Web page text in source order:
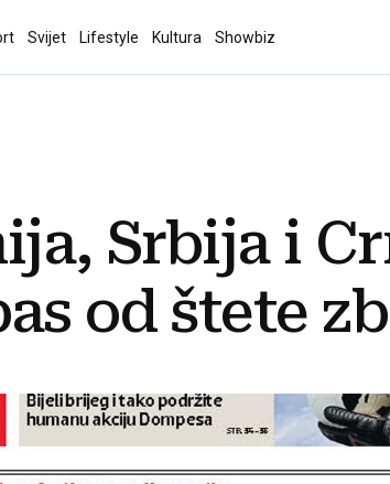
Svijet Lifestyle Kultura Showbiz
Srbija i
od štete